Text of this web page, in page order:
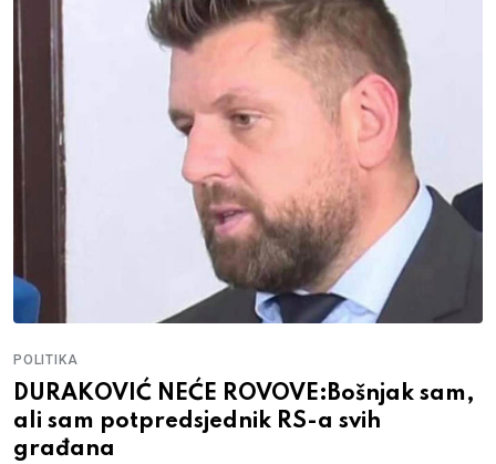
POLITIKA
DURAKOVIĆ NEĆE ROVOVE:Bošnjak sam,
ali sam potpredsjednik RS-a svih
građana